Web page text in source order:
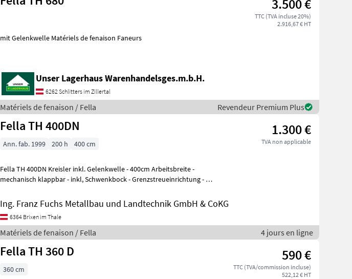
3.500 €
TTC (TVA incluse 20%)
2.916,67 € HT
mit Gelenkwelle Matériels de fenaison Faneurs
Unser Lagerhaus Warenhandelsges.m.b.H.
6262 Schlitters im Zillertal
Matériels de fenaison / Fella Revendeur Premium Plus
Fella TH 400DN 1.300 €
TVA non applicable
Ann. fab. 1999 200 h 400 cm
Fella TH 400DN Kreisler inkl. Gelenkwelle - 400cm Arbeitsbreite -
mechanisch klappbar - inkl, Schwenkbock - Grenzstreueinrichtung - 4
Ing. Franz Fuchs Metallbau und Landtechnik GmbH & CoKG
6364 Brixen im Thale
Matériels de fenaison / Fella 4 jours en ligne
Fella TH 360 D 590 €
TTC (TVA/commission incluse)
522,12 € HT
360 cm